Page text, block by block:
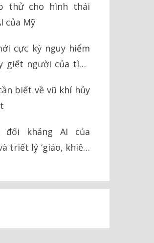
thử cho hình thái
của Mỹ
cực kỳ nguy hiểm
giết người của tình
biết về vũ khí hủy
đối kháng AI của
triết lý ‘giáo, khiên’